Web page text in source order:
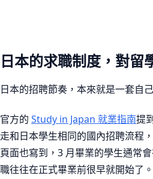
日本的求職制度，對留
日本的招聘節奏，本來就是一套自
官方的 Study in Japan 就業指南提
走和日本學生相同的國內招聘流程
頁面也寫到，3 月畢業的學生通常
職往往在正式畢業前很早就開始了。